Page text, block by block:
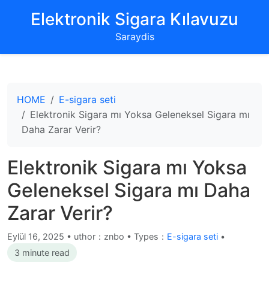
‌Elektronik Sigara Kılavuzu‌
Saraydis
HOME
E-sigara seti
Elektronik Sigara mı Yoksa Geleneksel Sigara mı
Daha Zarar Verir?
Elektronik Sigara mı Yoksa
Geleneksel Sigara mı Daha
Zarar Verir?
Eylül 16, 2025 • uthor：znbo • Types： E-sigara seti •
3 minute read